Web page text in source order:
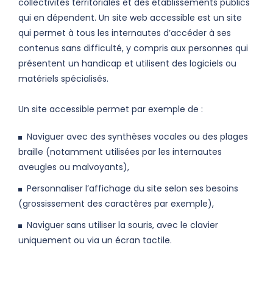
collectivités territoriales et des établissements publics
qui en dépendent. Un site web accessible est un site
qui permet à tous les internautes d’accéder à ses
contenus sans difficulté, y compris aux personnes qui
présentent un handicap et utilisent des logiciels ou
matériels spécialisés.
Un site accessible permet par exemple de :
Naviguer avec des synthèses vocales ou des plages
braille (notamment utilisées par les internautes
aveugles ou malvoyants),
Personnaliser l’affichage du site selon ses besoins
(grossissement des caractères par exemple),
Naviguer sans utiliser la souris, avec le clavier
uniquement ou via un écran tactile.